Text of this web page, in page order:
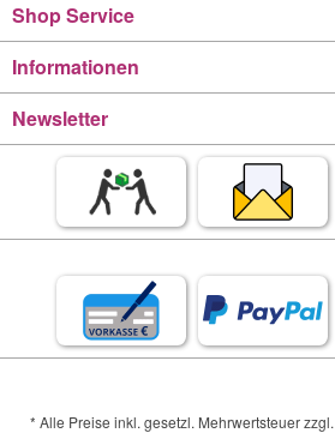
Shop Service
Informationen
Newsletter
* Alle Preise inkl. gesetzl. Mehrwertsteuer zzgl.